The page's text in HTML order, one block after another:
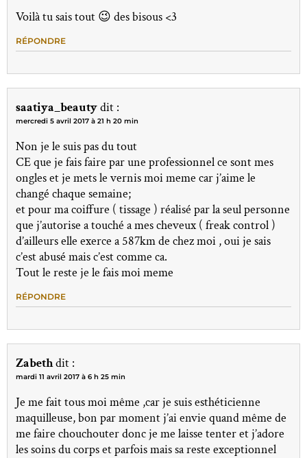
Voilà tu sais tout 😉 des bisous <3
RÉPONDRE
saatiya_beautydit :
mercredi 5 avril 2017 à 21 h 20 min
Non je le suis pas du tout
CE que je fais faire par une professionnel ce sont mes
ongles et je mets le vernis moi meme car j’aime le
changé chaque semaine;
et pour ma coiffure ( tissage ) réalisé par la seul personne
que j’autorise a touché a mes cheveux ( freak control )
d’ailleurs elle exerce a 587km de chez moi , oui je sais
c’est abusé mais c’est comme ca.
Tout le reste je le fais moi meme
RÉPONDRE
Zabethdit :
mardi 11 avril 2017 à 6 h 25 min
Je me fait tous moi même ,car je suis esthéticienne
maquilleuse, bon par moment j’ai envie quand même de
me faire chouchouter donc je me laisse tenter et j’adore
les soins du corps et parfois mais sa reste exceptionnel